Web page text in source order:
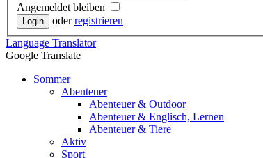
Angemeldet bleiben
oderregistrieren
Language Translator
Google Translate
Sommer
Abenteuer
Abenteuer & Outdoor
Abenteuer & Englisch, Lernen
Abenteuer & Tiere
Aktiv
Sport